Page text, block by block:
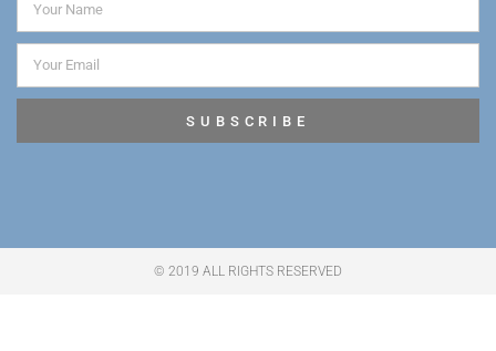
SUBSCRIBE
© 2019 ALL RIGHTS RESERVED​